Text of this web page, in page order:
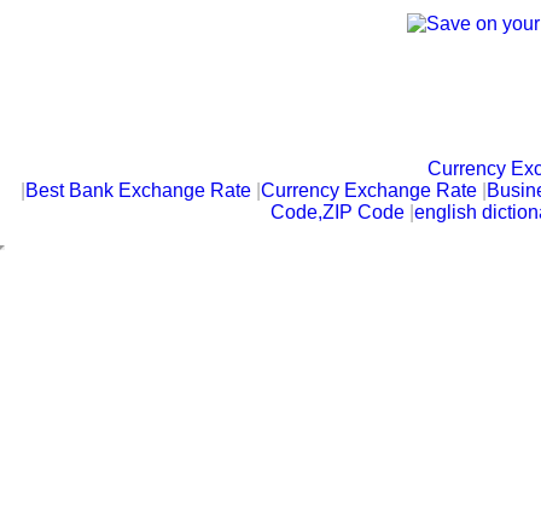
Currency
Best Bank Exchange Rate |Currency Exchange Rate
Code,ZIP Code english